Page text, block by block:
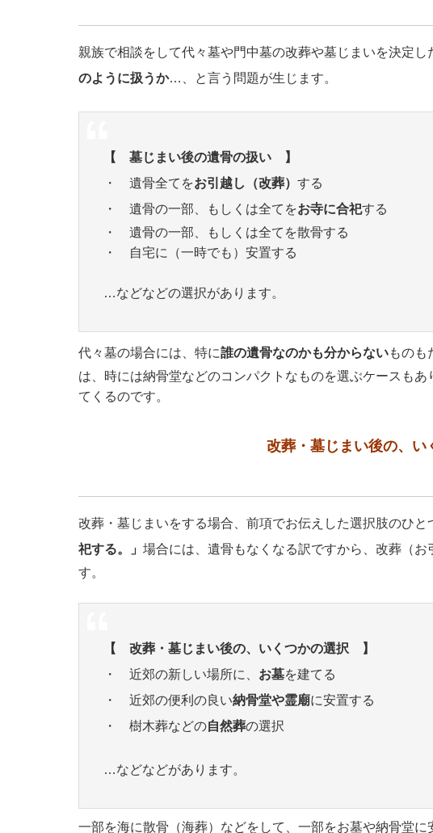
親族で相談をして代々墓や門中墓の改葬や墓じまいを決定
のように扱うか…、と言う問題が生じます。
【 墓じまい後の遺骨の扱い 】
・ 遺骨全てをお引越し（改葬） する
・ 遺骨の一部、もしくは全てをお寺に合祀する
・ 遺骨の一部、もしくは全てを散骨する
・ 自宅に（一時でも）安置する
…などなどの選択があります。
代々墓の場合には、特に誰の遺骨なのかも分からないものも
は、時には納骨堂などのコンパクトなものを選ぶケースも
てくるのです。
改葬・墓じまい後の、い
改葬・墓じまいをする場合、前項でお伝えした選択肢のひと
祀する。」 場合には、遺骨もなくなる訳ですから、改葬（
す。
【 改葬・墓じまい後の、いくつかの選択 】
・ 近郊の新しい場所に、 お墓を建てる
・ 近郊の便利の良い納骨堂や霊廟に安置する
・ 樹木葬などの自然葬の選択
…などなどがあります。
一部を海に散骨（海葬）などをして、一部をお墓や納骨堂に